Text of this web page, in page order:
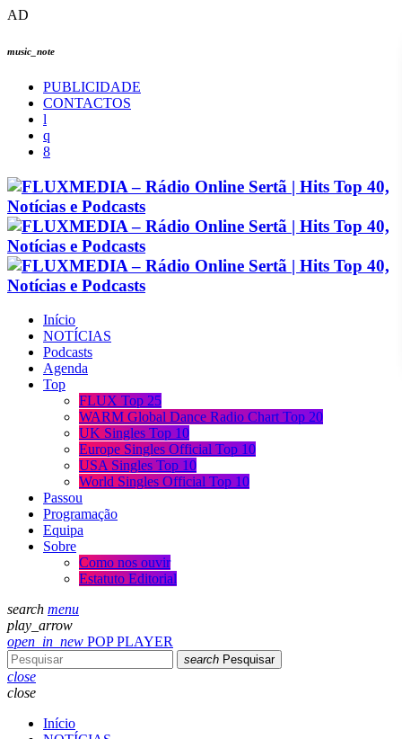
AD
music_note
PUBLICIDADE
CONTACTOS
Início
NOTÍCIAS
Podcasts
Agenda
Top
FLUX Top 25
WARM Global Dance Radio Chart Top 20
UK Singles Top 10
Europe Singles Official Top 10
USA Singles Top 10
World Singles Official Top 10
Passou
Programação
Equipa
Sobre
Como nos ouvir
Estatuto Editorial
search menu
play_arrow
open_in_new POP PLAYER
search Pesquisar
close
close
Início